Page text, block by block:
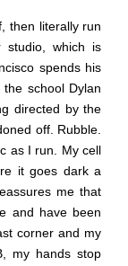
then literally run
which is
spends his
school Dylan
directed by the
off. Rubble.
as I run. My cell
it goes dark a
me that
and have been
corner and my
my hands stop